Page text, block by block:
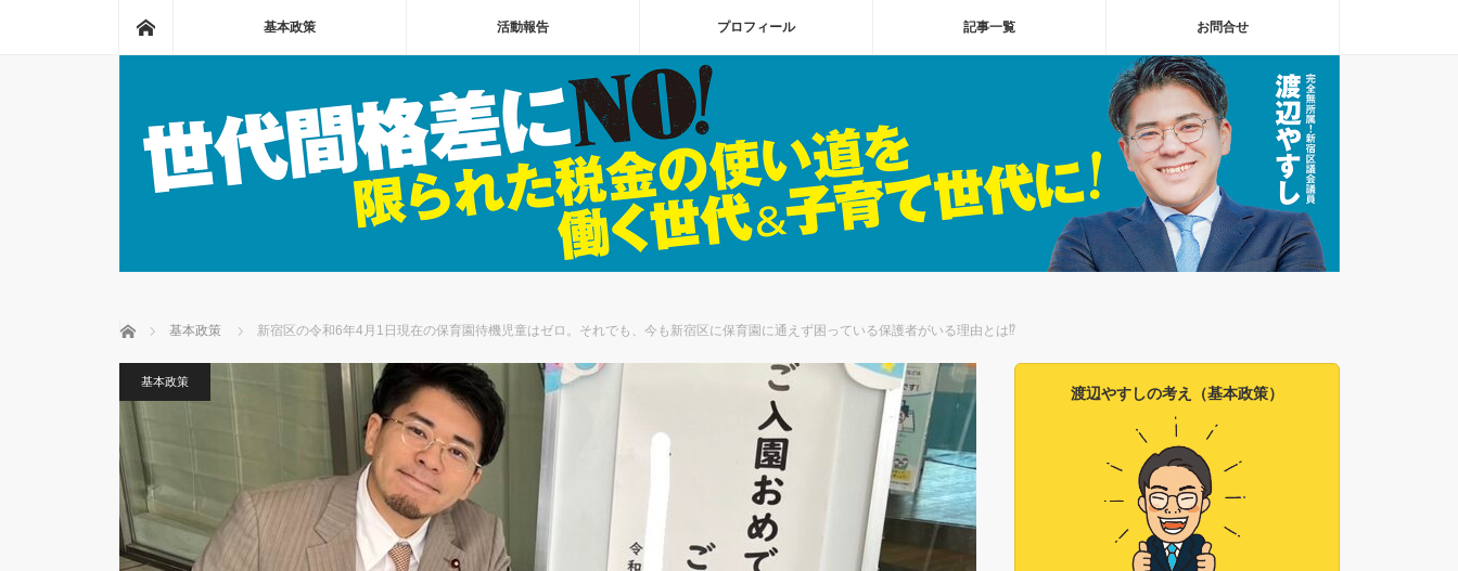
基本政策 活動報告 プロフィール 記事一覧 お問合せ
ホーム 基本政策 新宿区の令和6年4月1日現在の保育園待機児童はゼロ。それでも、今も新宿区に保育園に通えず困っている保護者がいる理由とは⁉
基本政策
渡辺やすしの考え（基本政策）